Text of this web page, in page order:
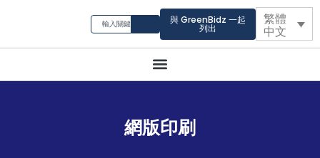
與 GreenBidz 一起
列出
繁體
中文
網版印刷